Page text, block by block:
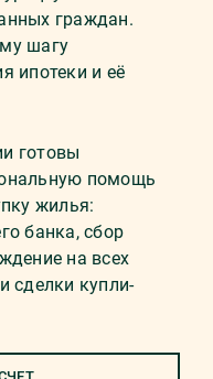
граждан.
шагу
ипотеки и её
готовы
помощь
жилья:
банка, сбор
на всех
сделки купли-